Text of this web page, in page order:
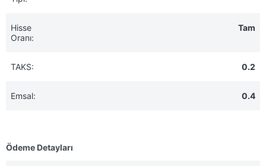
Hisse
Oranı:
Tam
TAKS: 0.2
Emsal: 0.4
Ödeme Detayları